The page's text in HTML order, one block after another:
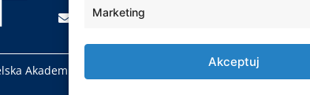
Marketing
Akceptuj
kancelaria@wsei.pl
Akademia WSEI © 2000 – 2026